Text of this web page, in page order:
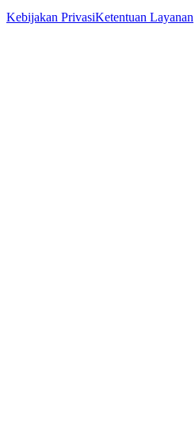
Kebijakan PrivasiKetentuan Layanan